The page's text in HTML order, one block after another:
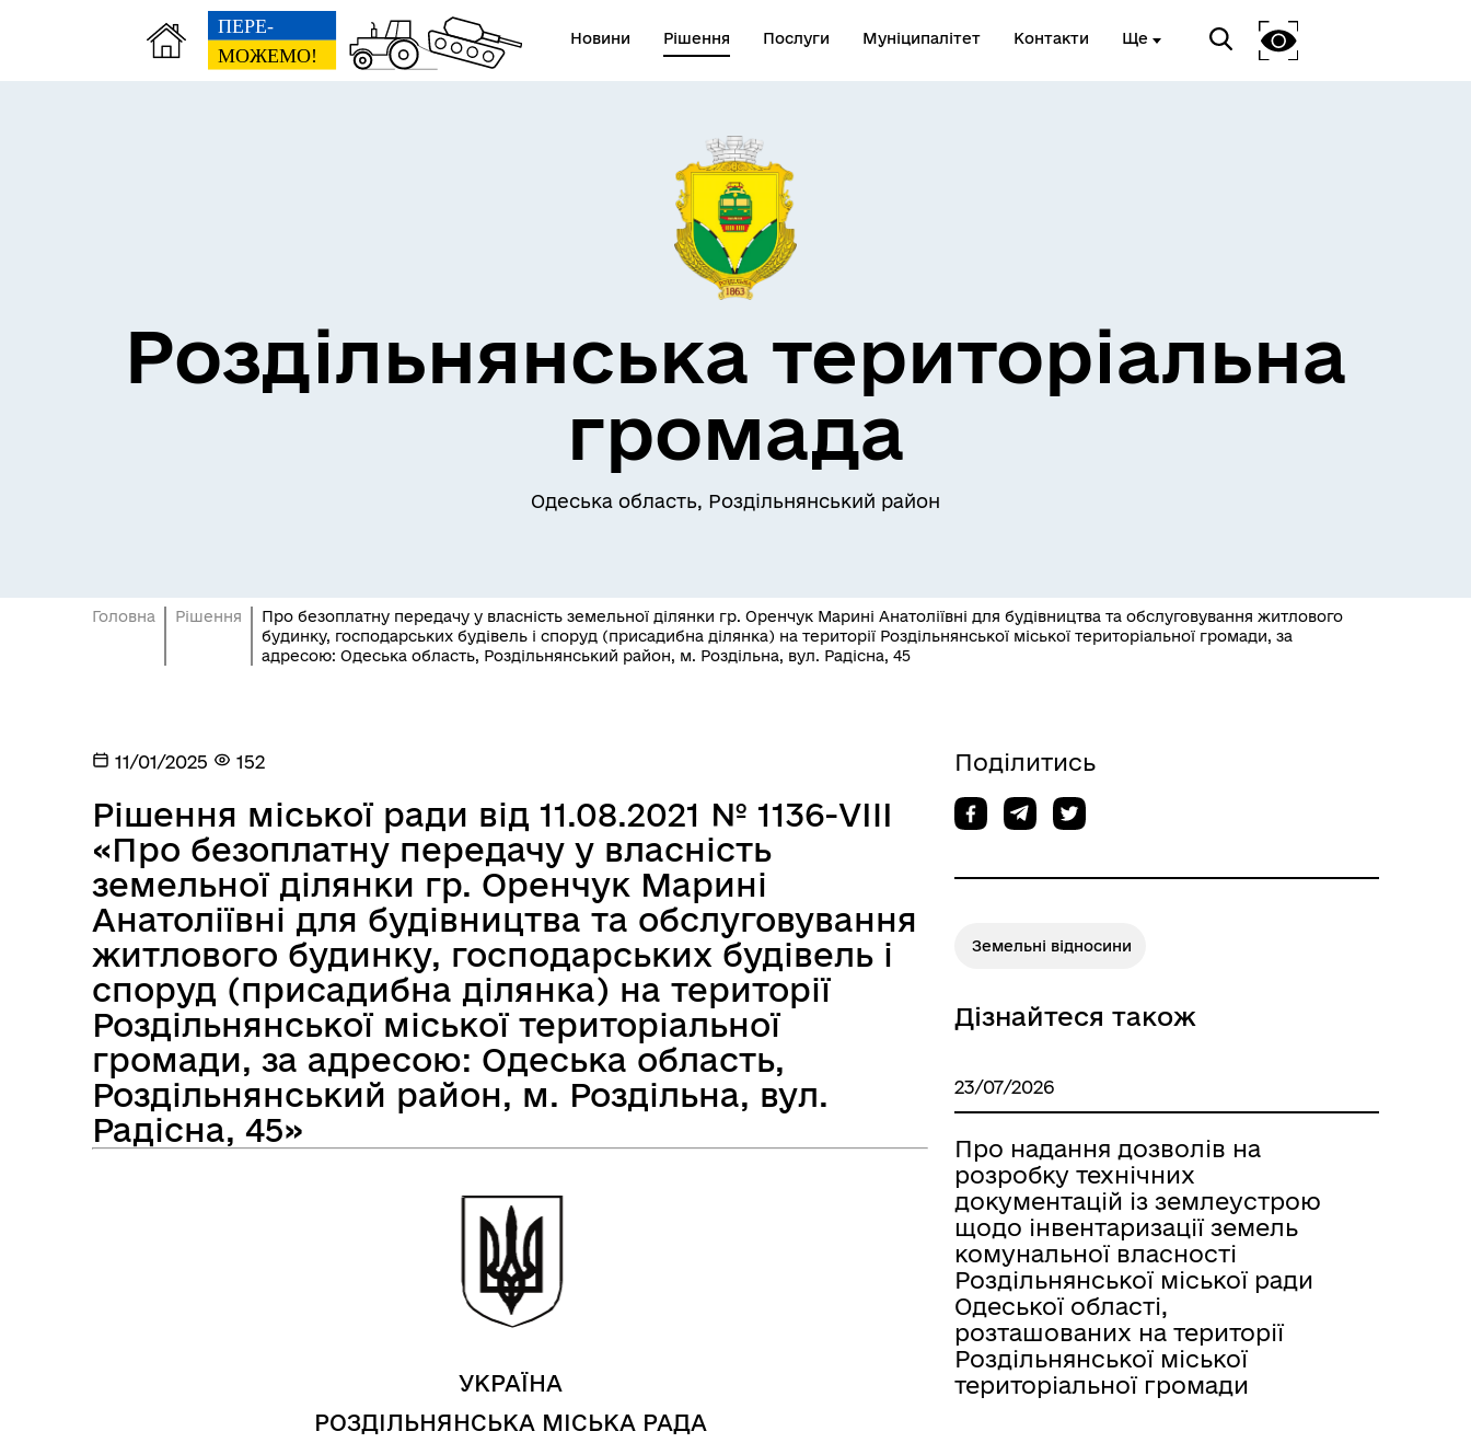
Новини Рішення Послуги Муніципалітет Контакти Ще
Засідання виконавчого
комітету
Рада безбар’єрності Учасникам бойових дій
Роздільнянська територіальна
громада
Одеська область, Роздільнянський район
Головна Рішення
Про безоплатну передачу у власність земельної ділянки гр. Оренчук Марині Анатоліївні для будівництва та обслуговування житлового
будинку, господарських будівель і споруд (присадибна ділянка) на території Роздільнянської міської територіальної громади, за
адресою: Одеська область, Роздільнянський район, м. Роздільна, вул. Радісна, 45
11/01/2025 152
Рішення міської ради від 11.08.2021 № 1136-VIII
«Про безоплатну передачу у власність
земельної ділянки гр. Оренчук Марині
Анатоліївні для будівництва та обслуговування
житлового будинку, господарських будівель і
споруд (присадибна ділянка) на території
Роздільнянської міської територіальної
громади, за адресою: Одеська область,
Роздільнянський район, м. Роздільна, вул.
Радісна, 45»
УКРАЇНА
РОЗДІЛЬНЯНСЬКА МІСЬКА РАДА
Поділитись
Земельні відносини
Дізнайтеся також
23/07/2026
Про надання дозволів на
розробку технічних
документацій із землеустрою
щодо інвентаризації земель
комунальної власності
Роздільнянської міської ради
Одеської області,
розташованих на території
Роздільнянської міської
територіальної громади